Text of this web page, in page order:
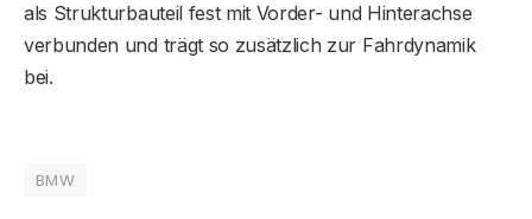
als Strukturbauteil fest mit Vorder- und Hinterachse
verbunden und trägt so zusätzlich zur Fahrdynamik
bei.
BMW